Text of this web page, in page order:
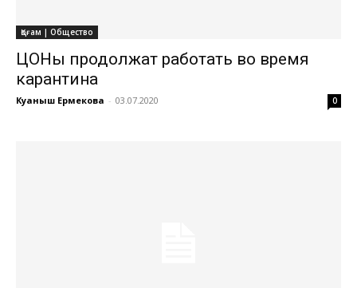
Қоғам | Общество
ЦОНы продолжат работать во время
карантина
Куаныш Ермекова - 03.07.2020 0